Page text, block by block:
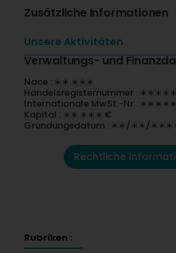
Zusätzliche Informationen
Unsere Aktivitäten
Verwaltungs- und
Nace : ∗∗.∗∗∗
Handelsregisternummer :
Internationale MwSt.-Nr :
Kapital : ∗∗ ∗∗∗ €
Gründungsdatum : ∗∗/∗∗/
Rechtliche
Rubriken :